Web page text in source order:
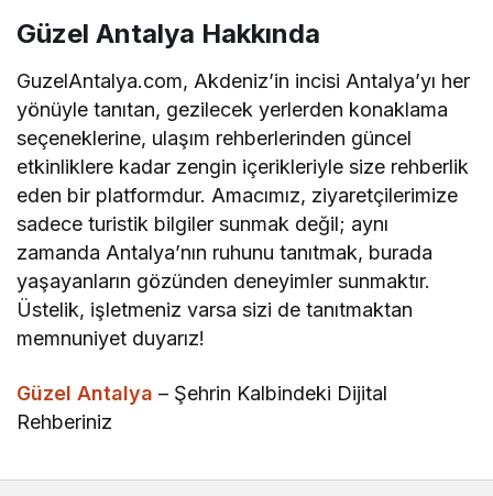
Güzel Antalya Hakkında
GuzelAntalya.com, Akdeniz’in incisi Antalya’yı her
yönüyle tanıtan, gezilecek yerlerden konaklama
seçeneklerine, ulaşım rehberlerinden güncel
etkinliklere kadar zengin içerikleriyle size rehberlik
eden bir platformdur. Amacımız, ziyaretçilerimize
sadece turistik bilgiler sunmak değil; aynı
zamanda Antalya’nın ruhunu tanıtmak, burada
yaşayanların gözünden deneyimler sunmaktır.
Üstelik, işletmeniz varsa sizi de tanıtmaktan
memnuniyet duyarız!
Güzel Antalya – Şehrin Kalbindeki Dijital
Rehberiniz